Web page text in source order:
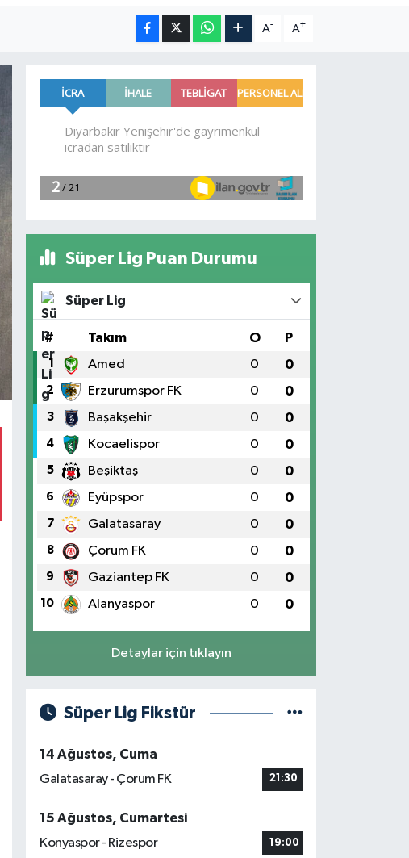
A- A+
Süper Lig Puan Durumu
Süper Lig
# Takım O P
1 Amed 0 0
2 Erzurumspor FK 0 0
3 Başakşehir 0 0
4 Kocaelispor 0 0
5 Beşiktaş 0 0
6 Eyüpspor 0 0
7 Galatasaray 0 0
8 Çorum FK 0 0
9 Gaziantep FK 0 0
10 Alanyaspor 0 0
Detaylar için tıklayın
Süper Lig Fikstür
14 Ağustos, Cuma
Galatasaray - Çorum FK
21:30
15 Ağustos, Cumartesi
Konyaspor - Rizespor
19:00